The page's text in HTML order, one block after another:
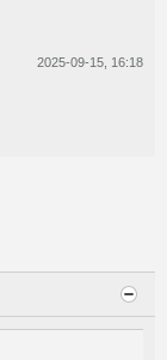
2025-09-15, 16:18